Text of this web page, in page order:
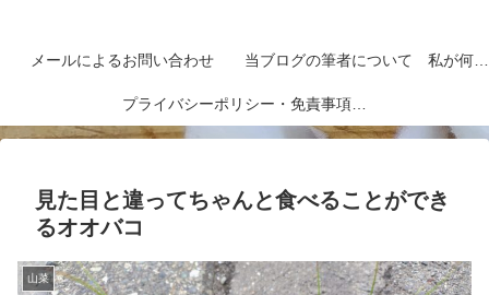
メールによるお問い合わせ 当ブログの筆者について 私が何者なのかを紹介します
プライバシーポリシー・免責事項など
見た目と違ってちゃんと食べることができ
るオオバコ
山菜